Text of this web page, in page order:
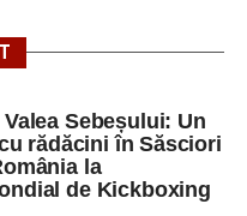
producător Gabi
2026
Sebeșului: Un
rădăcini în Săsciori
la
de Kickboxing